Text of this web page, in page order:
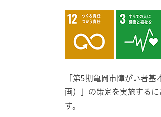
「第5期亀岡市障がい者
画）」の策定を実施する
す。